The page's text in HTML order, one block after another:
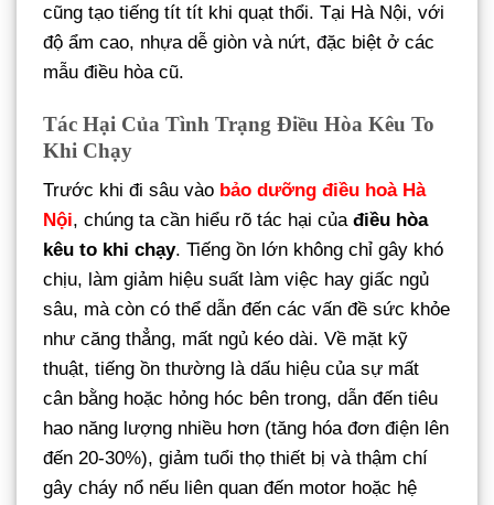
cũng tạo tiếng tít tít khi quạt thổi. Tại Hà Nội, với
độ ẩm cao, nhựa dễ giòn và nứt, đặc biệt ở các
mẫu điều hòa cũ.
Tác Hại Của Tình Trạng Điều Hòa Kêu To
Khi Chạy
Trước khi đi sâu vào bảo dưỡng điều hoà Hà
Nội, chúng ta cần hiểu rõ tác hại của điều hòa
kêu to khi chạy. Tiếng ồn lớn không chỉ gây khó
chịu, làm giảm hiệu suất làm việc hay giấc ngủ
sâu, mà còn có thể dẫn đến các vấn đề sức khỏe
như căng thẳng, mất ngủ kéo dài. Về mặt kỹ
thuật, tiếng ồn thường là dấu hiệu của sự mất
cân bằng hoặc hỏng hóc bên trong, dẫn đến tiêu
hao năng lượng nhiều hơn (tăng hóa đơn điện lên
đến 20-30%), giảm tuổi thọ thiết bị và thậm chí
gây cháy nổ nếu liên quan đến motor hoặc hệ